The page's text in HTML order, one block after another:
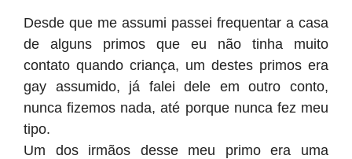
Desde que me assumi passei frequentar a casa
de alguns primos que eu não tinha muito
contato quando criança, um destes primos era
gay assumido, já falei dele em outro conto,
nunca fizemos nada, até porque nunca fez meu
tipo.
Um dos irmãos desse meu primo era uma